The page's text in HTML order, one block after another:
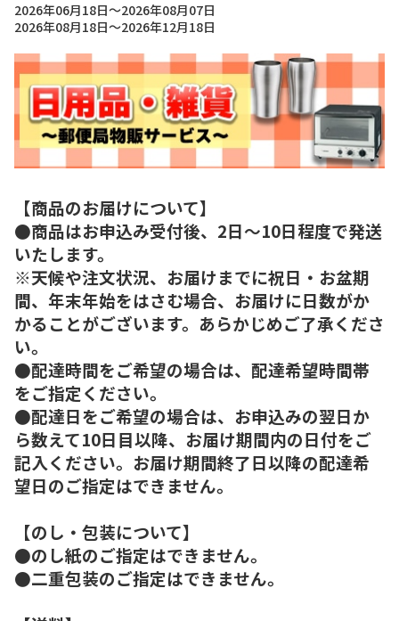
2026年06月18日～2026年08月07日
2026年08月18日～2026年12月18日
【商品のお届けについて】
●商品はお申込み受付後、2日～10日程度で発送
いたします。
※天候や注文状況、お届けまでに祝日・お盆期
間、年末年始をはさむ場合、お届けに日数がか
かることがございます。あらかじめご了承くださ
い。
●配達時間をご希望の場合は、配達希望時間帯
をご指定ください。
●配達日をご希望の場合は、お申込みの翌日か
ら数えて10日目以降、お届け期間内の日付をご
記入ください。お届け期間終了日以降の配達希
望日のご指定はできません。
【のし・包装について】
●のし紙のご指定はできません。
●二重包装のご指定はできません。